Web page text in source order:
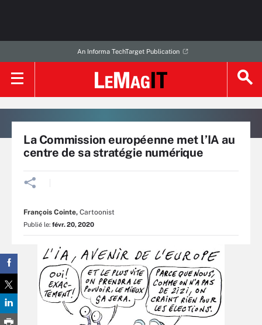
An Informa TechTarget Publication
La Commission européenne met l’IA au
centre de sa stratégie numérique
François Cointe, Cartoonist
Publié le: févr. 20, 2020